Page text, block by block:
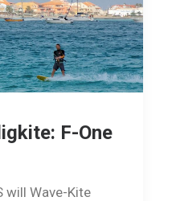
F-One
will Wave-Kite